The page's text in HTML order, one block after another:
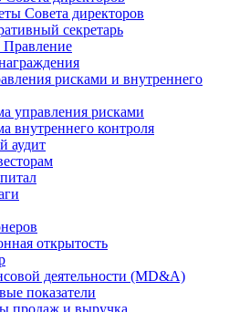
Совета директоров
секретарь
Правление
рисками и внутреннего
управления рисками
внутреннего контроля
аудит
открытость
деятельности (MD&A)
показатели
продаж и выручка